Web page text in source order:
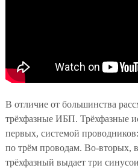
В отличие от большинства
трёхфазные ИБП. Трёхфазные
первых, системой
по трём проводам. Во-вторых,
трёхфазный выдает три